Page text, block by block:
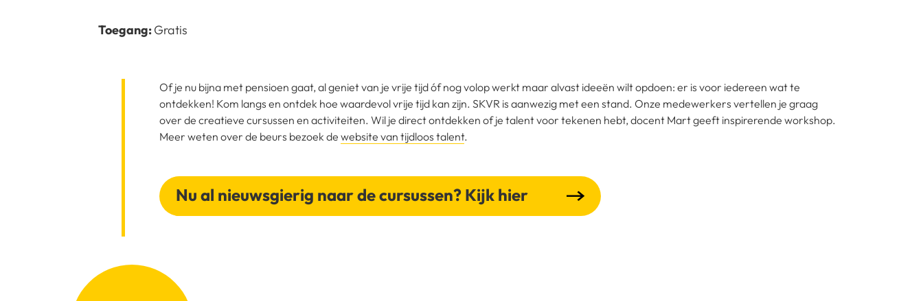
Toegang:Gratis
Of je nu bijna met pensioen gaat, al geniet van je vrije tijd óf nog volop werkt maar alvast ideeën wilt opdoen: er is voor iedereen wat te
ontdekken! Kom langs en ontdek hoe waardevol vrije tijd kan zijn. SKVR is aanwezig met een stand. Onze medewerkers vertellen je graag
over de creatieve cursussen en activiteiten. Wil je direct ontdekken of je talent voor tekenen hebt, docent Mart geeft inspirerende workshop.
Meer weten over de beurs bezoek de website van tijdloos talent.
Nu al nieuwsgierig naar de cursussen? Kijk hier